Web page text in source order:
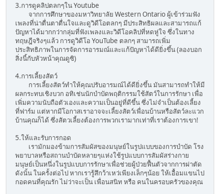
3.การดูคลิปตลกๆใน Youtube
จากการศึกษาของมหาวิทยาลัย Western Ontario ผู้เข้าร่วมฟัง
เพลงที่น่าตื่นตาตื่นใจและดูวิดีโอตลกๆ มีประสิทธิผลและสามารถแก้
ปัญหาได้มากกว่ากลุ่มที่ฟังเพลงและวิดีโอคลิปที่หดหู่ใจ ซึ่งในทาง
ทฤษฎีจริงๆแล้ว การดูวิดีโอ YouTube ตลกๆ สามารถเพิ่ม
ประสิทธิภาพในการจัดการอารมณ์และแก้ปัญหาได้ดียิ่งขึ้น (ลองบอก
สิ่งนี้กับหัวหน้าคุณดูซิ)
4.การเลี้ยงสัตว์
การเลี้ยงสัตว์ทำให้คุณปรับอารมณ์ได้ดียิ่งขึ้น มันสามารถทำให้มี
ผลกระทบเชิงบวก อทิเช่นนักบำบัดพฤติกรรมใช้สัตว์ในการรักษา เพื่อ
เพิ่มความนับถือตัวเองและความเป็นอยู่ที่ดีขึ้น ซึ่งไม่จำเป็นต้องเลี้ยง
ที่ฟาร์ม แต่หากมีโอกาสเราอาจจะเลี้ยงสัตว์เพื่อนบ้านหรือสัตว์ละแวก
บ้านคุณก็ได้ ซึ่งสัตวเลี้ยงต้องการพวกเรามากเท่าที่เราต้องการเขา!
5.ให้และรับการกอด
เรามักมองข้ามการสัมผัสของมนุษย์ในรูปแบบของการบำบัด โรง
พยาบาลหรือสถานบำบัดหลายๆแห่งใช้รูปแบบการสัมผัสร่างกาย
มนุษย์เป็นหนึ่งในรูปแบบการรักษาเพื่อช่วยผู้ป่วยฟื้นตัวจากการผ่าตัด
ดังนั้น ในครั้งต่อไป หากเรารู้สึกว้าเหว่เพียงเล็กๆน้อย ให้เอื้อมแขนไป
กอดคนที่คุณรัก ไม่ว่าจะเป็น เพื่อนสนิท หรือ คนในครอบครัวของคุณ